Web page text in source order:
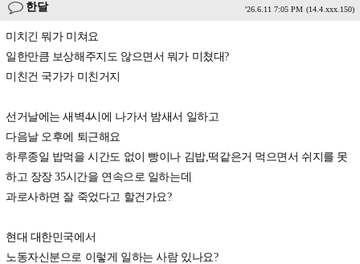
한달 '26.6.11 7:05 PM (14.4.xxx.150)
미치긴 뭐가 미쳐요
일한만큼 보상해주지도 않으면서 뭐가 미쳤대?
미친건 국가가 미친거지
선거날에는 새벽4시에 나가서 밤새서 일하고
다음날 오후에 퇴근해요
하루종일 밥먹을 시간도 없이 빵이나 김밥,떡같은거 먹으면서 쉬지를 못
하고 장장 35시간을 연속으로 일하는데
과로사하면 잘 죽었다고 할건가요?
현대 대한민국에서
노동자신분으로 이렇게 일하는 사람 있나요?